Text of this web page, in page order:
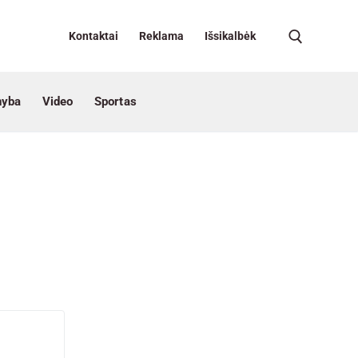
Kontaktai Reklama Išsikalbėk
Video Sportas